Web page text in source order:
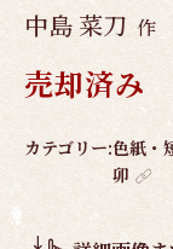
中島 菜刀 作
売却済み
作
要
カテゴリー:色紙・
卯